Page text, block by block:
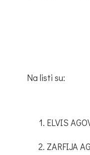
Na listi su:
ELVIS
ZARFIJA